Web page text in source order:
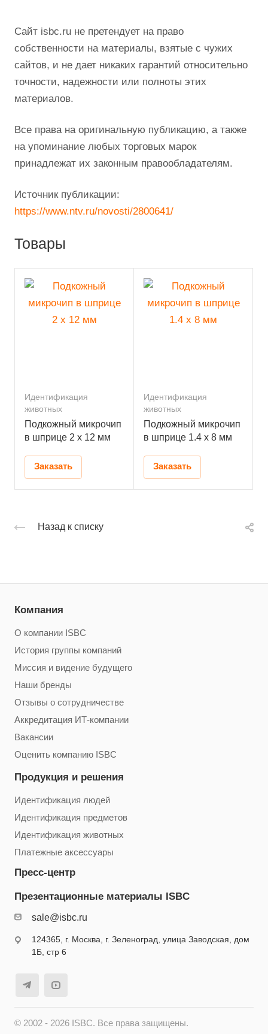
Сайт isbc.ru не претендует на право
собственности на материалы, взятые с чужих
сайтов, и не дает никаких гарантий относительно
точности, надежности или полноты этих
материалов.
Все права на оригинальную публикацию, а также
на упоминание любых торговых марок
принадлежат их законным правообладателям.
Источник публикации:
https://www.ntv.ru/novosti/2800641/
Товары
Идентификация
животных
Подкожный микрочип
в шприце 2 x 12 мм
Заказать
Идентификация
животных
Подкожный микрочип
в шприце 1.4 x 8 мм
Заказать
Назад к списку
Компания
О компании ISBC
История группы компаний
Миссия и видение будущего
Наши бренды
Отзывы о сотрудничестве
Аккредитация ИТ-компании
Вакансии
Оценить компанию ISBC
Продукция и решения
Идентификация людей
Идентификация предметов
Идентификация животных
Платежные аксессуары
Пресс-центр
Презентационные материалы ISBC
sale@isbc.ru
124365, г. Москва, г. Зеленоград, улица Заводская, дом
1Б, стр 6
© 2002 - 2026 ISBC. Все права защищены.